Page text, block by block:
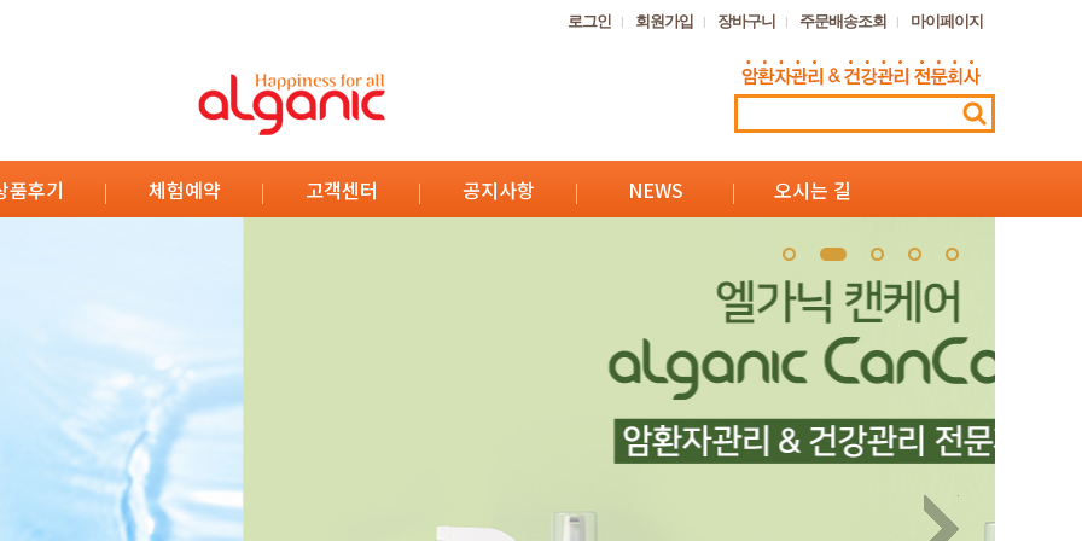
로그인 회원가입 장바구니 주문배송조회 마이페이지
품후기 체험예약 고객센터 공지사항 NEWS 오시는 길